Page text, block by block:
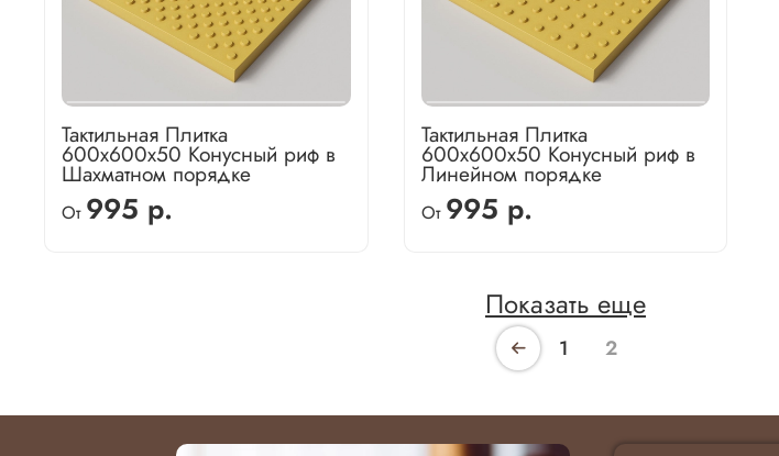
Тактильная Плитка
600х600х50 Конусный риф в
Шахматном порядке
От 995 р.
Тактильная Плитка
600х600х50 Конусный риф в
Линейном порядке
От 995 р.
Показать еще
1 2